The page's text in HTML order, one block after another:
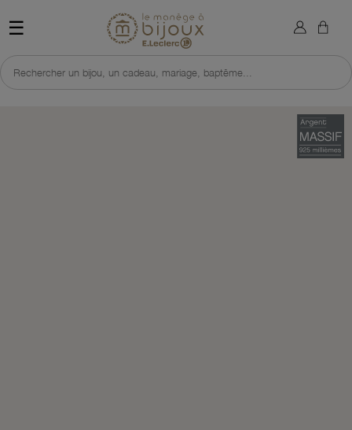
☰ Retour à l'accueil du site
Rechercher un bijou, un cadeau, mariage, baptême...
×